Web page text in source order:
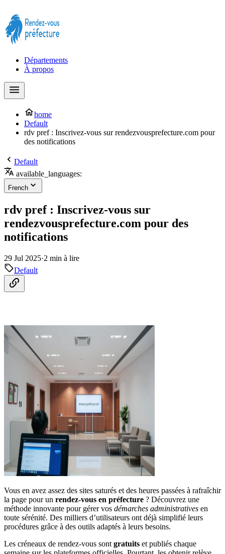
Départements
À propos
home
Default
rdv pref : Inscrivez-vous sur rendezvousprefecture.com pour
des notifications
Default
available_languages:
French
rdv pref : Inscrivez-vous sur
rendezvousprefecture.com pour des
notifications
29 Jul 2025·2 min à lire
Default
Vous en avez assez des sites saturés et des heures passées à rafraîchir
la page pour un rendez-vous en préfecture ? Découvrez une
méthode innovante pour gérer vos démarches administratives en
toute sérénité. Des milliers d’utilisateurs ont déjà simplifié leurs
procédures grâce à des outils adaptés à leurs besoins.
Les créneaux de rendez-vous sont gratuits et publiés chaque